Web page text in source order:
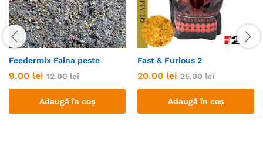
Feedermix Faina peste
9.00 lei 12.00lei
Adaugă în coș
Fast & Furious 2
20.00 lei 25.00lei
Adaugă în coș